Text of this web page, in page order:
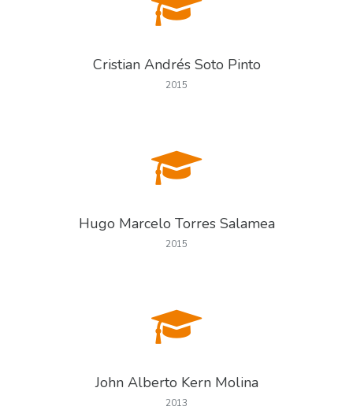
Cristian Andrés Soto Pinto
2015
Hugo Marcelo Torres Salamea
2015
John Alberto Kern Molina
2013